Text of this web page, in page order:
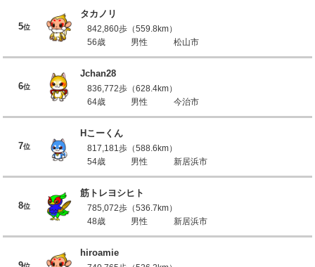
5位
タカノリ
842,860歩（559.8km）
56歳
男性 松山市
6位
Jchan28
836,772歩（628.4km）
64歳
男性 今治市
7位
Hこーくん
817,181歩（588.6km）
54歳
男性 新居浜市
8位
筋トレヨシヒト
785,072歩（536.7km）
48歳
男性 新居浜市
hiroamie